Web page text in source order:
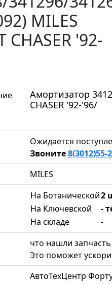
MILES
CHASER '92-
Амортизатор
CHASER '92-'96/
Ожидается
Звоните8(3012)55-
MILES
На Ботанической2
На Ключевской
-
На складе
-
что нашли
Это поможет
АвтоТехЦентр